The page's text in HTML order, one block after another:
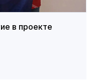
в проекте